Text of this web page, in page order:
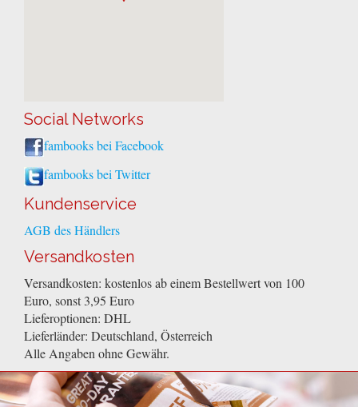
Social Networks
fambooks bei Facebook
fambooks bei Twitter
Kundenservice
AGB des Händlers
Versandkosten
Versandkosten: kostenlos ab einem Bestellwert von 100
Euro, sonst 3,95 Euro
Lieferoptionen: DHL
Lieferländer: Deutschland, Österreich
Alle Angaben ohne Gewähr.